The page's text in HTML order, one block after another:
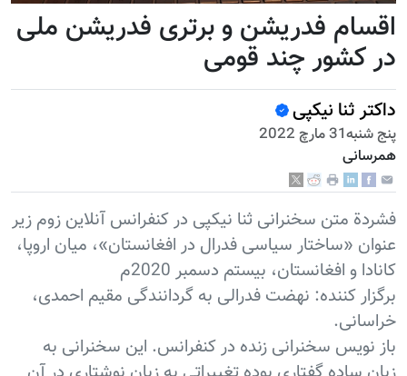
اقسام فدریشن و برتری فدریشن ملی
در کشور چند قومی
داکتر ثنا نیکپی
پنج شنبه31 مارچ 2022
همرسانی
فشردة متن سخنرانی ثنا نیکپی در کنفرانس آنلاین زوم زیر
عنوان «ساختار سیاسی فدرال در افغانستان»، میان اروپا،
کانادا و افغانستان، بیستم دسمبر 2020م
برگزار کننده: نهضت فدرالی به گردانندگی مقیم احمدی،
خراسانی.
باز نویس سخنرانی زنده در کنفرانس. این سخنرانی به